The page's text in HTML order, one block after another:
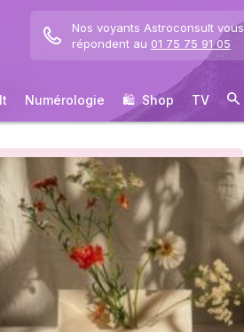
Nos voyants Astroconsult vous
répondent au 01 75 75 91 05
Numérologie 🛍 ️ Shop TV